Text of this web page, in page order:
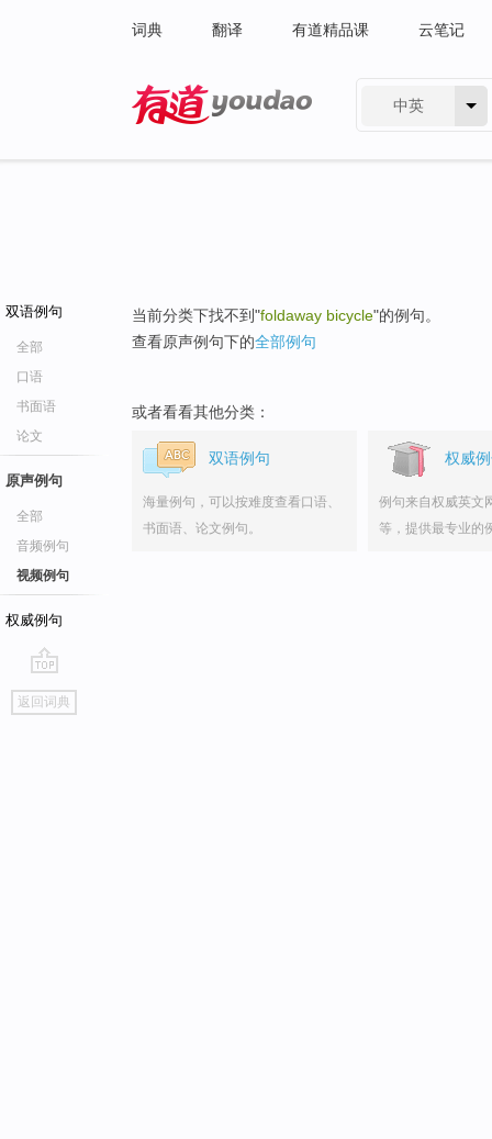
词典 翻译 有道精品课 云笔记
中英
双语例句
全部
口语
书面语
论文
原声例句
全部
音频例句
视频例句
权威例句
go
top
返回词典
当前分类下找不到"foldaway bicycle"的例句。
查看原声例句下的全部例句
或者看看其他分类：
双语例句
海量例句，可以按难度查看口语、
书面语、论文例句。
权威
例句来自权威英文
等，提供最专业的